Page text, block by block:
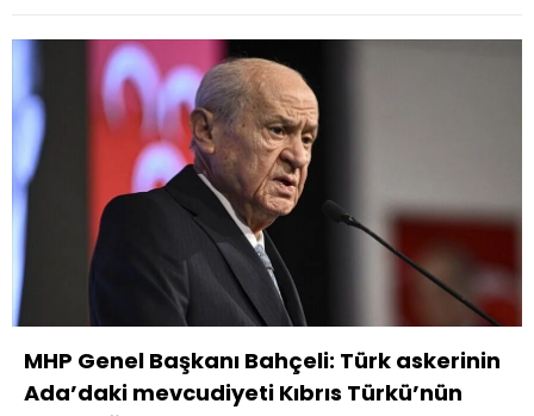
MHP Genel Başkanı Bahçeli: Türk askerinin
Ada’daki mevcudiyeti Kıbrıs Türkü’nün